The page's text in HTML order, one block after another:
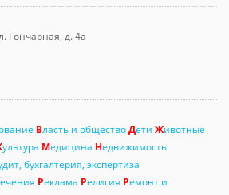
Гончарная, д. 4а
Власть и обществоДети Животные
ультура Медицина Недвижимость
бухгалтерия, экспертиза
Реклама Религия Ремонт и